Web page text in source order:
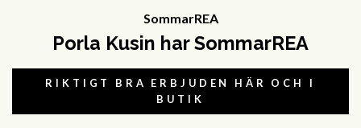
SommarREA
Porla Kusin har SommarREA
RIKTIGT BRA ERBJUDEN HÄR OCH I
BUTIK